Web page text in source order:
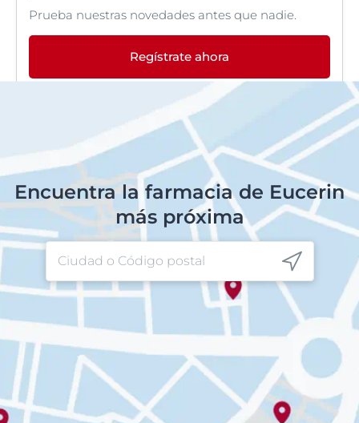
Prueba nuestras novedades antes que nadie.
Regístrate ahora
Encuentra la farmacia de Eucerin
más próxima